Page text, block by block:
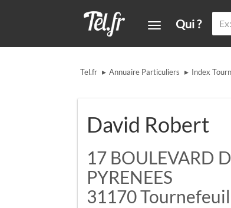
Qui ?
Tel.fr ▸ Annuaire Particuliers ▸ Index
David Robert
17 BOULEVARD
PYRENEES
31170